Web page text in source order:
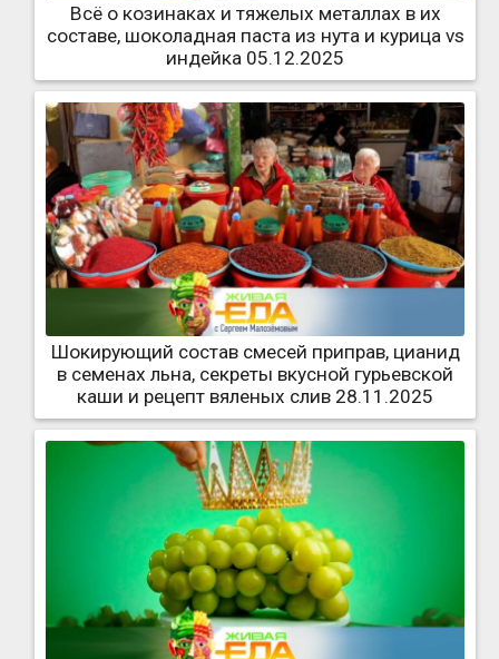
Всё о козинаках и тяжелых металлах в их
составе, шоколадная паста из нута и курица vs
индейка 05.12.2025
Шокирующий состав смесей приправ, цианид
в семенах льна, секреты вкусной гурьевской
каши и рецепт вяленых слив 28.11.2025